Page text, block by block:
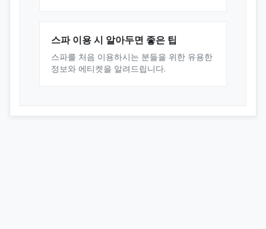
스파 이용 시 알아두면 좋은 팁
스파를 처음 이용하시는 분들을 위한 유용한
정보와 에티켓을 알려드립니다.